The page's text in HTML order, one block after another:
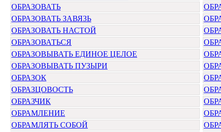
ОБРАЗОВАТЬ
ОБРАЗОВАТЬ ЗАВЯЗЬ
ОБРАЗОВАТЬ НАСТОЙ
ОБРАЗОВАТЬСЯ
ОБРАЗОВЫВАТЬ ЕДИНОЕ ЦЕЛОЕ
ОБРАЗОВЫВАТЬ ПУЗЫРИ
ОБРАЗОК
ОБРАЗЦОВОСТЬ
ОБРАЗЧИК
ОБРАМЛЕНИЕ
ОБРАМЛЯТЬ СОБОЙ